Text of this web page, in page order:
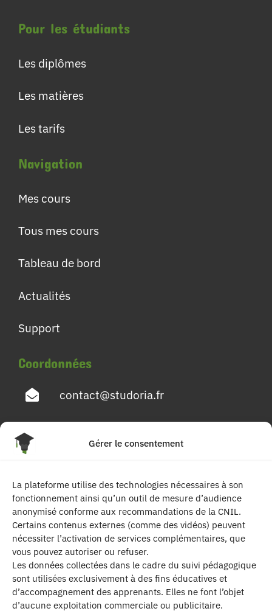
Gérer le consentement
La plateforme utilise des technologies nécessaires à son
fonctionnement ainsi qu’un outil de mesure d’audience
anonymisé conforme aux recommandations de la CNIL.
Certains contenus externes (comme des vidéos) peuvent
nécessiter l’activation de services complémentaires, que
vous pouvez autoriser ou refuser.
Les données collectées dans le cadre du suivi pédagogique
sont utilisées exclusivement à des fins éducatives et
d’accompagnement des apprenants. Elles ne font l’objet
d’aucune exploitation commerciale ou publicitaire.
Pour les étudiants
Les diplômes
Les matières
Les tarifs
Navigation
Mes cours
Tous mes cours
Tableau de bord
Actualités
Support
Coordonnées
contact@studoria.fr
4 Rue Georges Pompidou
Suivez-nous
| Les contenus publiés sur ce site sont